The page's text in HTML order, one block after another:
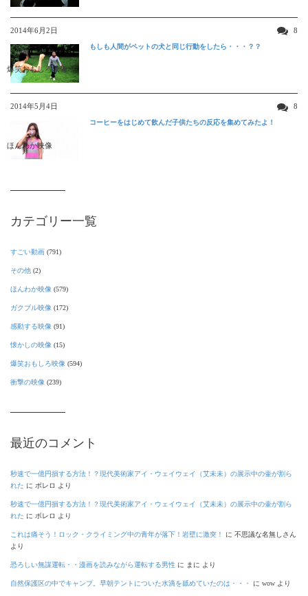
2014年6月2日 8
爆笑おもしろ映像
もしも人間がペットの犬と同じ行動をしたら・・・？？
2014年5月4日 8
ほんわか映像
コーヒーをはじめて飲んだ子供たちの反応を集めてみたよ！
カテゴリー一覧
すごい動画 (791)
その他 (2)
ほんわか映像 (579)
ガクブル映像 (172)
感動する映像 (91)
懐かしの映像 (15)
爆笑おもしろ映像 (594)
衝撃の映像 (239)
最近のコメント
秒速で一億円損する方法！？現代美術家アイ・ウェイウェイ（艾未未）の展示中の壷が割ら
れた に ボレロ より
秒速で一億円損する方法！？現代美術家アイ・ウェイウェイ（艾未未）の展示中の壷が割ら
れた に ボレロ より
これは痛そう！ロック・クライミング中の青年が落下！岩壁に激突！ に 不思議な名無しさん
より
恐ろしい無謀運転・・漫画を読みながら運転する男性 に まに より
自然保護区の中でキャンプ。早朝テントについた水滴を舐めていたのは・・・ に wow より